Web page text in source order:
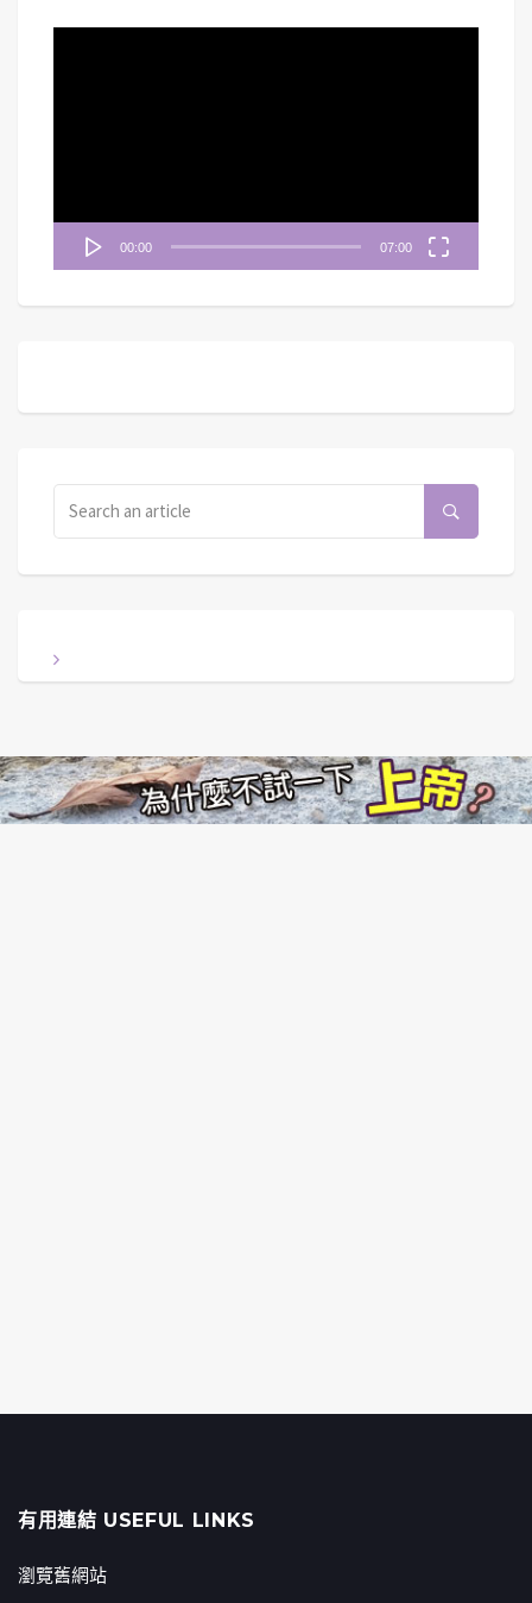
00:00 07:00
有用連結 USEFUL LINKS
瀏覽舊網站